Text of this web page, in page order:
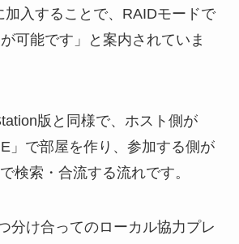
加入することで、RAIDモードで
可能です」と案内されていま
版と同様で、ホスト側が
」で部屋を作り、参加する側が
検索・合流する流れです。
分け合ってのローカル協力プレ